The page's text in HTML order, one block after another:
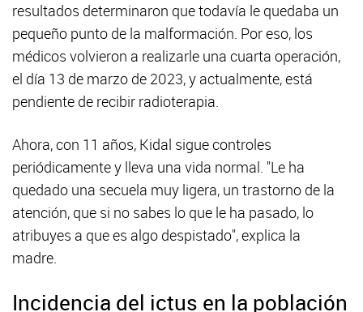
resultados determinaron que todavía le quedaba un
pequeño punto de la malformación. Por eso, los
médicos volvieron a realizarle una cuarta operación,
el día 13 de marzo de 2023, y actualmente, está
pendiente de recibir radioterapia.
Ahora, con 11 años, Kidal sigue controles
periódicamente y lleva una vida normal. "Le ha
quedado una secuela muy ligera, un trastorno de la
atención, que si no sabes lo que le ha pasado, lo
atribuyes a que es algo despistado", explica la
madre.
Incidencia del ictus en la población